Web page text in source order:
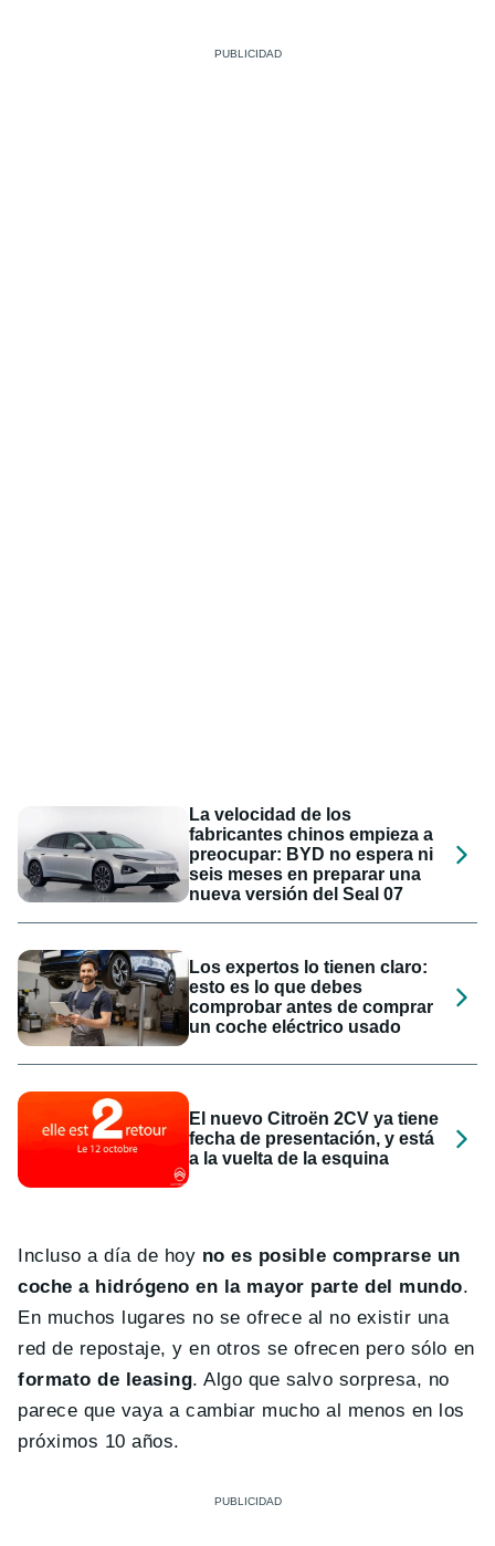
La velocidad de los
fabricantes chinos empieza a
preocupar: BYD no espera ni
seis meses en preparar una
nueva versión del Seal 07
Los expertos lo tienen claro:
esto es lo que debes
comprobar antes de comprar
un coche eléctrico usado
El nuevo Citroën 2CV ya tiene
fecha de presentación, y está
a la vuelta de la esquina
Incluso a día de hoy no es posible comprarse un
coche a hidrógeno en la mayor parte del mundo.
En muchos lugares no se ofrece al no existir una
red de repostaje, y en otros se ofrecen pero sólo en
formato de leasing. Algo que salvo sorpresa, no
parece que vaya a cambiar mucho al menos en los
próximos 10 años.